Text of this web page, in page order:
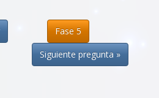
Fase 5
Siguiente pregunta »